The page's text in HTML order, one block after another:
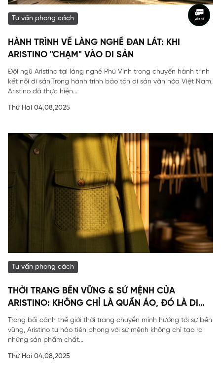
Tư vấn phong cách
HÀNH TRÌNH VỀ LÀNG NGHỀ ĐAN LÁT: KHI
ARISTINO "CHẠM" VÀO DI SẢN
Đội ngũ Aristino tại làng nghề Phú Vinh trong chuyến hành trình
kết nối di sản.Trong hành trình bảo tồn di sản văn hóa Việt Nam,
Aristino đã thực hiện...
Thứ Hai 04,08,2025
Tư vấn phong cách
THỜI TRANG BỀN VỮNG & SỨ MỆNH CỦA
ARISTINO: KHÔNG CHỈ LÀ QUẦN ÁO, ĐÓ LÀ DI
SẢN
Trong bối cảnh thế giới thời trang chuyển mình hướng tới sự bền
vững, Aristino tự hào tiên phong với sứ mệnh không chỉ tạo ra
những sản phẩm chất...
Thứ Hai 04,08,2025